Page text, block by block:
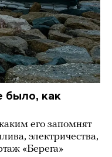
было, как
его запомнят
электричества,
«Берега»